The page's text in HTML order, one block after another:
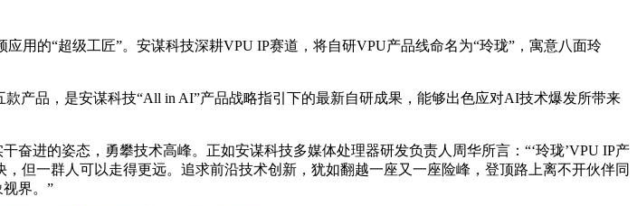
用的“超级工匠”。安谋科技深耕VPU IP赛道，将自研VPU产品线命名为“玲珑”，寓意八面玲
产品，是安谋科技“All in AI”产品战略指引下的最新自研成果，能够出色应对AI技术爆发所带来
奋进的姿态，勇攀技术高峰。正如安谋科技多媒体处理器研发负责人周华所言：“‘玲珑’VPU IP产
但一群人可以走得更远。追求前沿技术创新，犹如翻越一座又一座险峰，登顶路上离不开伙伴同
界。”